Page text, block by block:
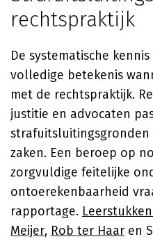
rechtspraktijk
De systematische
volledige betekenis
met de rechtspraktijk.
justitie en advocaten
strafuitsluitingsgronden
zaken. Een beroep op
zorgvuldige feitelijke
ontoerekenbaarheid
rapportage.
Meijer, Rob ter Haar en